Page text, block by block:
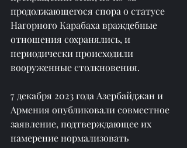
продолжающегося спора о статусе
Нагорного Карабаха враждебные
отношения сохранялись, и
периодически происходили
вооруженные столкновения.
7 декабря 2023 года Азербайджан и
Армения опубликовали совместное
заявление, подтверждающее их
намерение нормализовать